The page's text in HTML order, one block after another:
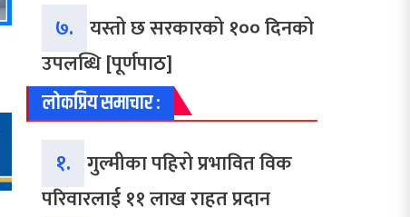
७. यस्तो छ सरकारको १०० दिनको
उपलब्धि [पूर्णपाठ]
लोकप्रिय समाचार :
१. गुल्मीका पहिरो प्रभावित विक
परिवारलाई ११ लाख राहत प्रदान